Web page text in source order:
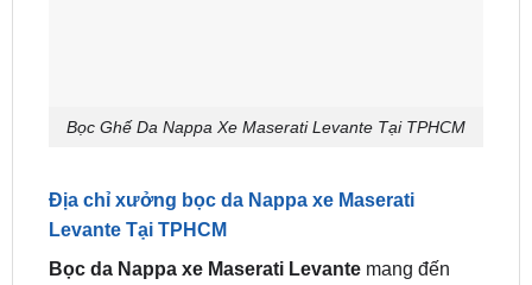
Bọc Ghế Da Nappa Xe Maserati Levante Tại TPHCM
Địa chỉ xưởng bọc da Nappa xe Maserati
Levante Tại TPHCM
Bọc da Nappa xe Maserati Levantemang đến